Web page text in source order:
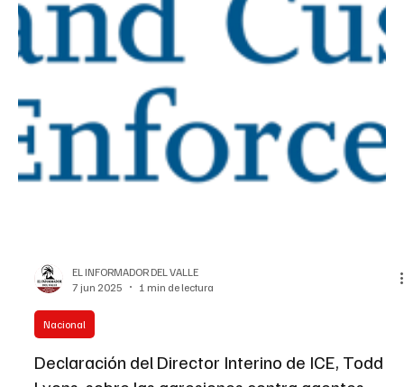
11 jun 2025
6 min de lectura